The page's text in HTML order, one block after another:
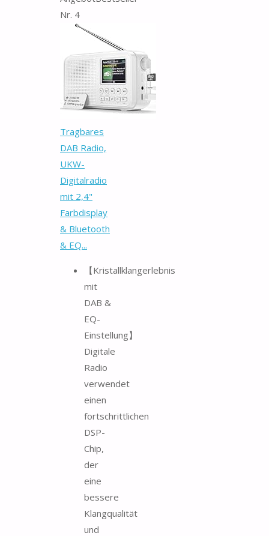
Nr. 4
Tragbares
DAB Radio,
UKW-
Digitalradio
mit 2,4"
Farbdisplay
& Bluetooth
& EQ...
【Kristallklangerlebnis
mit
DAB &
EQ-
Einstellung】
Digitale
Radio
verwendet
einen
fortschrittlichen
DSP-
Chip,
der
eine
bessere
Klangqualität
und